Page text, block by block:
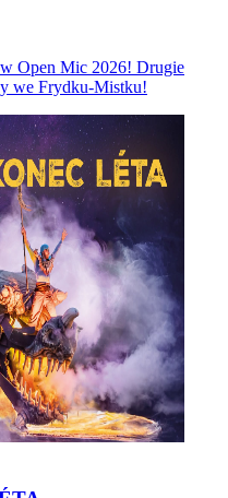
Open Mic 2026! Drugie
we Frydku-Mistku!